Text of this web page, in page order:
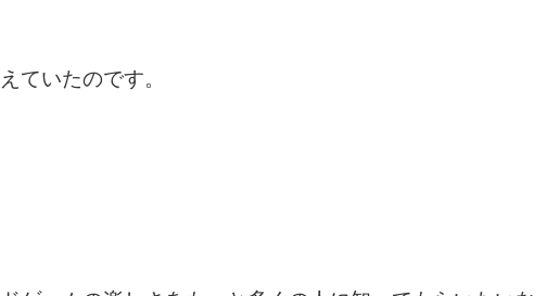
ていたのです。